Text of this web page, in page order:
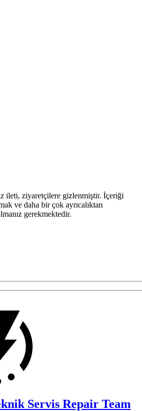
ileti, ziyaretçilere gizlenmiştir. İçeriği
ve daha bir çok ayrıcalıktan
gerekmektedir.
Servis Repair Team